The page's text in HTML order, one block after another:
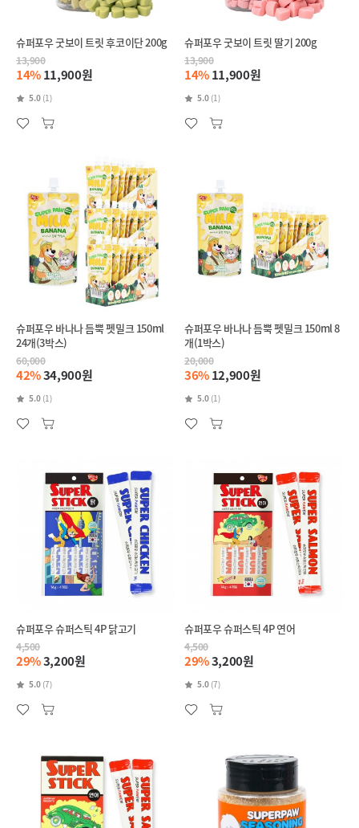
슈퍼포우 굿보이 트릿 후코이단 200g
13,900
14%11,900원
5.0 (1)
슈퍼포우 굿보이 트릿 딸기 200g
13,900
14%11,900원
5.0 (1)
슈퍼포우 바나나 듬뿍 펫밀크 150ml
24개(3박스)
60,000
42%34,900원
5.0 (1)
슈퍼포우 바나나 듬뿍 펫밀크 150ml 8
개(1박스)
20,000
36%12,900원
5.0 (1)
슈퍼포우 슈퍼스틱 4P 닭고기
4,500
29%3,200원
5.0 (7)
슈퍼포우 슈퍼스틱 4P 연어
4,500
29%3,200원
5.0 (7)